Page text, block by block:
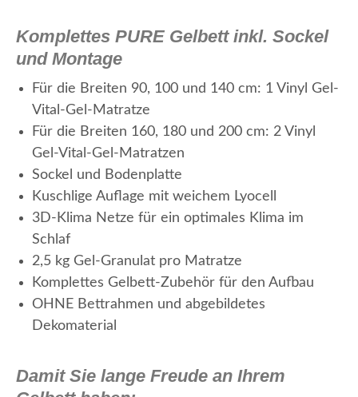
Komplettes PURE Gelbett inkl. Sockel
und Montage
Für die Breiten 90, 100 und 140 cm: 1 Vinyl Gel-
Vital-Gel-Matratze
Für die Breiten 160, 180 und 200 cm: 2 Vinyl
Gel-Vital-Gel-Matratzen
Sockel und Bodenplatte
Kuschlige Auflage mit weichem Lyocell
3D-Klima Netze für ein optimales Klima im
Schlaf
2,5 kg Gel-Granulat pro Matratze
Komplettes Gelbett-Zubehör für den Aufbau
OHNE Bettrahmen und abgebildetes
Dekomaterial
Damit Sie lange Freude an Ihrem